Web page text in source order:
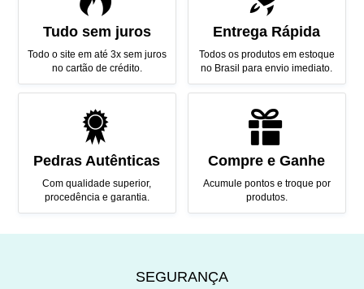
Tudo sem juros
Todo o site em até 3x sem juros
no cartão de crédito.
Entrega Rápida
Todos os produtos em estoque
no Brasil para envio imediato.
Pedras Autênticas
Com qualidade superior,
procedência e garantia.
Compre e Ganhe
Acumule pontos e troque por
produtos.
SEGURANÇA